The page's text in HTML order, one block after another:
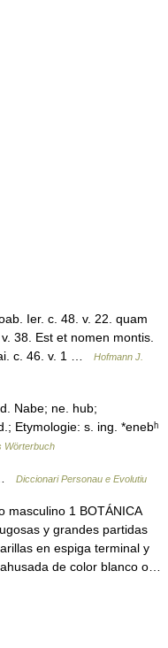
Ier. c. 48. v. 22. quam
38. Est et nomen montis.
c. 46. v. 1 …
Hofmann J.
Nabe; ne. hub;
Etymologie: s. ing. *enebʰ
Wörterbuch
Diccionari Personau e Evolutiu
1 BOTÁNICA
y grandes partidas
en espiga terminal y
de color blanco o…